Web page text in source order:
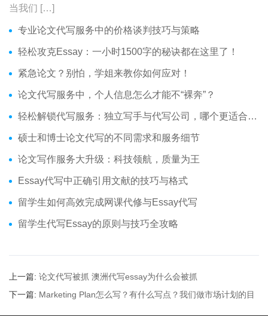
当我们 […]
专业论文代写服务中的价格谈判技巧与策略
轻松攻克Essay：一小时1500字的秘诀都在这里了！
紧急论文？别怕，学姐来教你如何应对！
论文代写服务中，个人信息怎么才能不“裸奔”？
轻松解锁代写服务：独立写手与代写公司，哪个更适合你？
硕士和博士论文代写的不同需求和服务细节
论文写作服务大升级：科技领航，质量为王
Essay代写中正确引用文献的技巧与格式
留学生如何高效完成网课代修与Essay代写
留学生代写Essay的原则与技巧全攻略
上一篇: 论文代写被抓 澳洲代写essay为什么会被抓
下一篇: Marketing Plan怎么写？有什么写点？我们做市场计划的目